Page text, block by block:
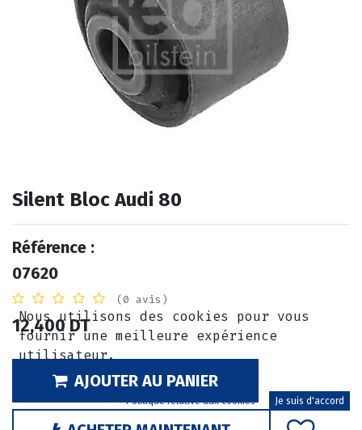
Silent Bloc Audi 80
Référence :
07620
(0 avis)
12,400DT
AJOUTER AU PANIER
Nous utilisons des cookies pour vous
fournir une meilleure expérience
utilisateur.
Politique relative aux cookies Je suis d'accord